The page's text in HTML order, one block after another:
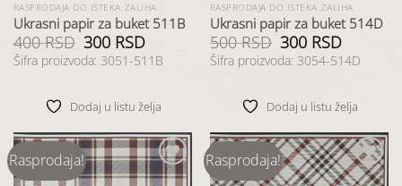
RASPRODAJA DO ISTEKA ZALIHA
Ukrasni papir za buket 511B
400RSD Originalna
cena
je
300 RSDTrenutna
je:
Šifra proizvoda: 3051-511B
Dodaj u listu želja
RASPRODAJA DO ISTEKA ZALIHA
Ukrasni papir za buket 514D
500RSD Originalna
cena
je
300 RSDTrenutna
je:
Šifra proizvoda: 3054-514D
Dodaj u listu želja
Rasprodaja! Rasprodaja!